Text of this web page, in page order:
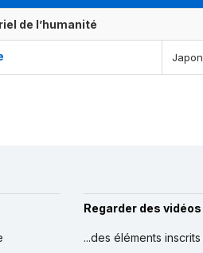
de l’humanité
Japon
Regarder des vidéos
...des éléments inscrits